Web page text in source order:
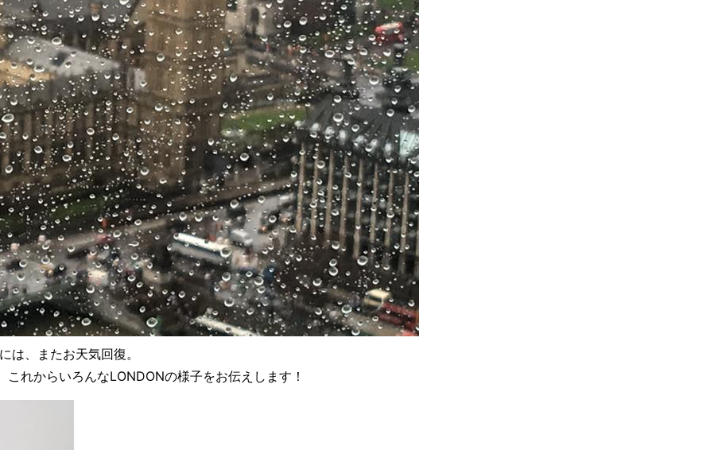
は、またお天気回復。
れからいろんなLONDONの様子をお伝えします！